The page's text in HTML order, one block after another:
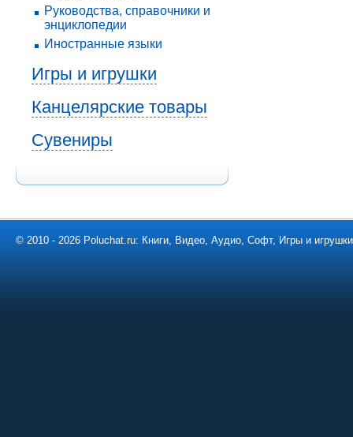
Руководства, справочники и
энциклопедии
Иностранные языки
Игры и игрушки
Канцелярские товары
Сувениры
© 2010 - 2026 Poluchat.ru: Книги, Видео, Аудио, Софт, Игры и